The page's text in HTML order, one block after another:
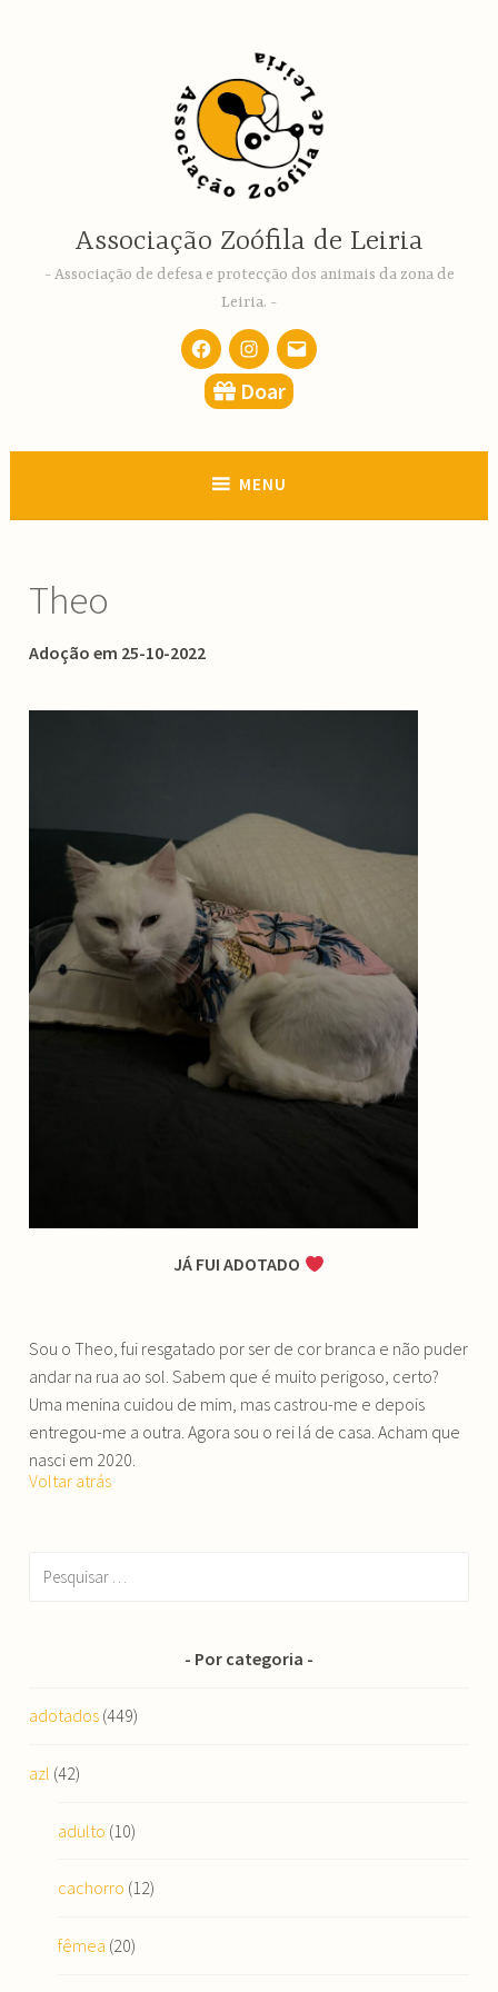
Associação Zoófila de Leiria
Associação de defesa e protecção dos animais da zona de
Leiria.
FacebookInstagram
email
Doar
MENU
Theo
Adoção em 25-10-2022
JÁ FUI ADOTADO
Sou o Theo, fui resgatado por ser de cor branca e não puder
andar na rua ao sol. Sabem que é muito perigoso, certo?
Uma menina cuidou de mim, mas castrou-me e depois
entregou-me a outra. Agora sou o rei lá de casa. Acham que
nasci em 2020.
Voltar atrás
Por categoria
adotados (449)
azl (42)
adulto (10)
cachorro (12)
fêmea (20)